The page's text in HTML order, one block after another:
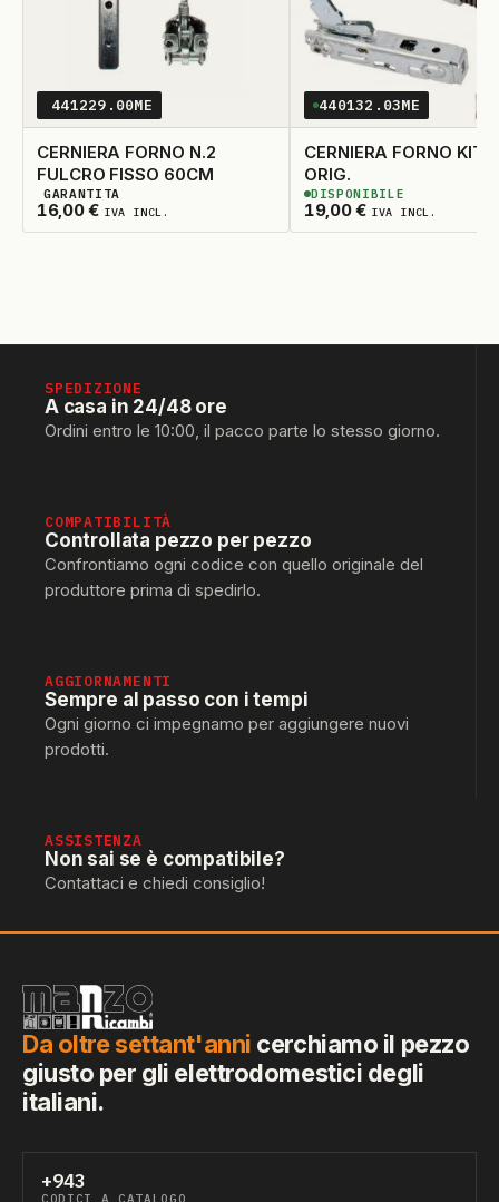
441229.00ME
CERNIERA FORNO N.2
FULCRO FISSO 60CM
16,00€ IVA INCL.
2DISPONIBILI
GARANTITA
440132.03ME
CERNIERA FORNO KIT
ORIG.
19,00€ IVA INCL.
1DISPONIBILE
DISPONIBILE
SPEDIZIONE
A casa in 24/48 ore
Ordini entro le 10:00, il pacco parte lo stesso giorno.
COMPATIBILITÀ
Controllata pezzo per pezzo
Confrontiamo ogni codice con quello originale del
produttore prima di spedirlo.
AGGIORNAMENTI
Sempre al passo con i tempi
Ogni giorno ci impegnamo per aggiungere nuovi
prodotti.
ASSISTENZA
Non sai se è compatibile?
Contattaci e chiedi consiglio!
Da oltre settant'anni cerchiamo il pezzo
giusto per gli elettrodomestici degli
italiani.
+943
CODICI A CATALOGO